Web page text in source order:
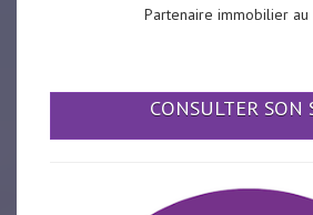
Partenaire immobilier au
CONSULTER SON